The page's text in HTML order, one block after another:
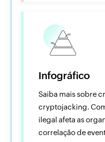
Infográfico
Saiba mais sobre
cryptojacking.
ilegal afeta as
correlação de